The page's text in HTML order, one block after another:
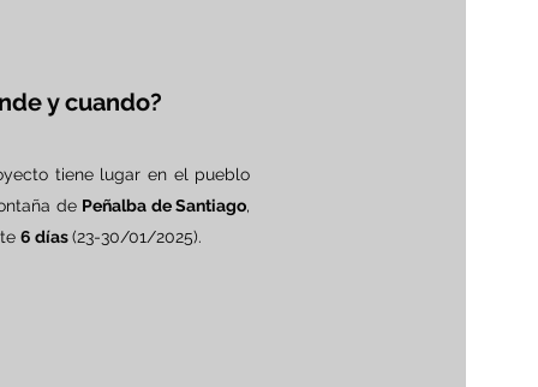
y cuando?
tiene lugar en el pueblo
de Peñalba de Santiago,
6 días(23-30/01/2025).